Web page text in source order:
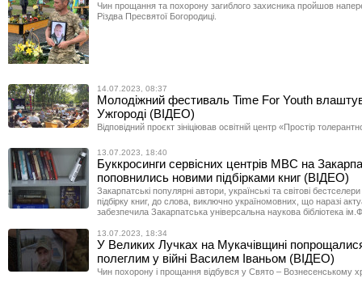
Чин прощання та похорону загиблого захисника пройшов
Різдва Пресвятої Богородиці.
14.07.2023, 08:37
Молодіжний фестиваль Time For Youth
Ужгороді (ВІДЕО)
Відповідний проєкт зініціював освітній центр «Простір
13.07.2023, 18:40
Буккросинги сервісних центрів МВС на
поповнились новими підбірками книг (ВІДЕО)
Закарпатські популярні автори, українські та світові
підбірку книг, до слова, виключно україномовних, що наразі
забезпечила Закарпатська універсальна наукова бібліотека
13.07.2023, 18:34
У Великих Лучках на Мукачівщині
полеглим у війні Василем Іваньом (ВІДЕО)
Чин похорону і прощання відбувся у Свято – Вознесенському